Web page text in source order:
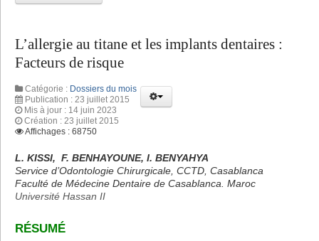
L’allergie au titane et les implants dentaires :
Facteurs de risque
Catégorie : Dossiers du mois
Publication : 23 juillet 2015
Mis à jour : 14 juin 2023
Création : 23 juillet 2015
Affichages : 68750
L. KISSI, F. BENHAYOUNE, I. BENYAHYA
Service d’Odontologie Chirurgicale, CCTD, Casablanca
Faculté de Médecine Dentaire de Casablanca. Maroc
Université Hassan II
RÉSUMÉ